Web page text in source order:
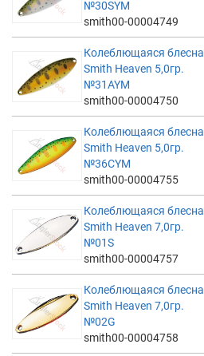
№30SYM
smith00-00004749
Колеблющаяся блесна
Smith Heaven 5,0гр.
№31AYM
smith00-00004750
Колеблющаяся блесна
Smith Heaven 5,0гр.
№36CYM
smith00-00004755
Колеблющаяся блесна
Smith Heaven 7,0гр.
№01S
smith00-00004757
Колеблющаяся блесна
Smith Heaven 7,0гр.
№02G
smith00-00004758